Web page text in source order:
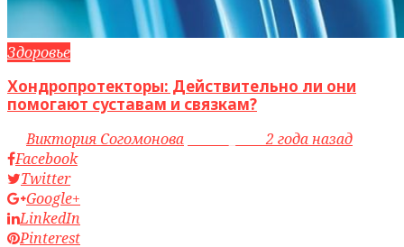
Здоровье
Хондропротекторы: Действительно ли они
помогают суставам и связкам?
byВиктория Согомонова access_time2 года назад
Facebook
Twitter
Google+
LinkedIn
Pinterest